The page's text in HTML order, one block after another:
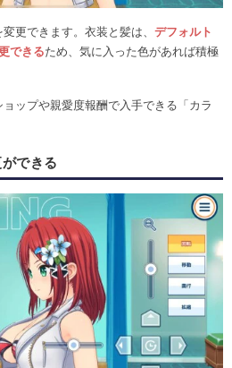
更できます。衣装と髪は、 デフォルト
できるため、気に入った色があれば積極
ップや親愛度報酬で入手できる「カラ
できる